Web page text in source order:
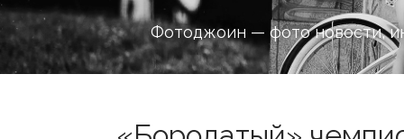
Фотоджоин — фото новости,